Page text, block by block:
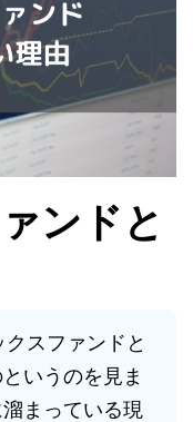
ンドと
スファンドと
いうのを見ま
まっている現